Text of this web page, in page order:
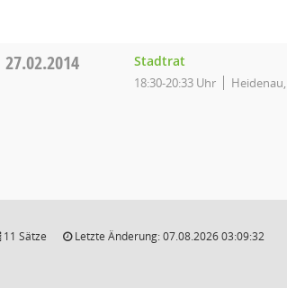
27.02.2014 Stadtrat
18:30-20:33 Uhr
11 Sätze Letzte Änderung: 07.08.2026 03:09:32